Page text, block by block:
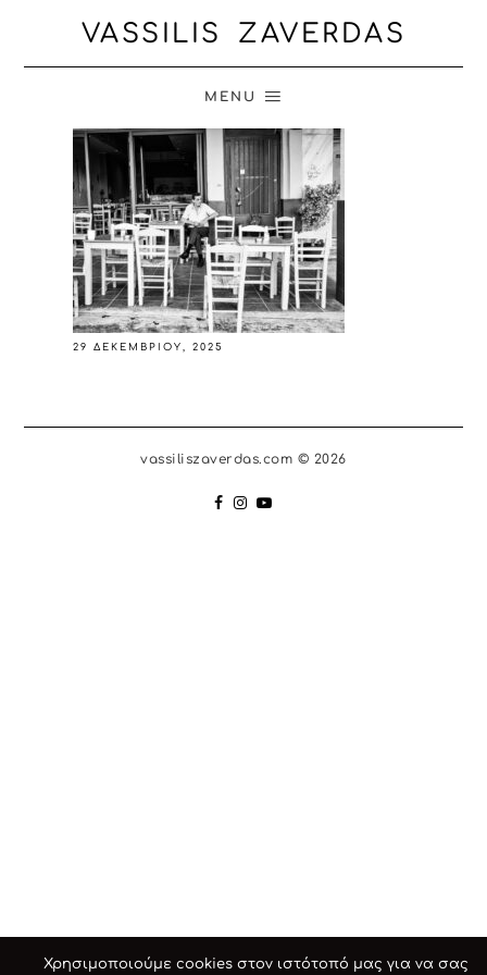
VASSILIS ZAVERDAS
MENU
29 ΔΕΚΕΜΒΡΊΟΥ, 2025
vassiliszaverdas.com © 2026
Χρησιμοποιούμε cookies στον ιστότοπό μας για να σας